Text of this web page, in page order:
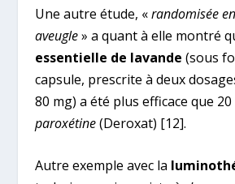
Une autre étude, «randomisée
aveugle» a quant à elle montré
essentielle de lavande (sous
capsule, prescrite à deux
80 mg) a été plus efficace que 20
paroxétine(Deroxat) [12].
Autre exemple avec la